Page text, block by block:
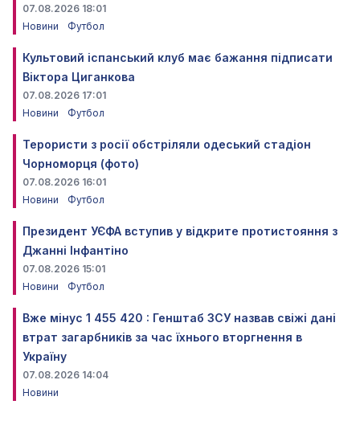
07.08.2026 18:01
Новини
Футбол
Культовий іспанський клуб має бажання підписати
Віктора Циганкова
07.08.2026 17:01
Новини
Футбол
Терористи з росії обстріляли одеський стадіон
Чорноморця (фото)
07.08.2026 16:01
Новини
Футбол
Президент УЄФА вступив у відкрите протистояння з
Джанні Інфантіно
07.08.2026 15:01
Новини
Футбол
Вже мінус 1 455 420 : Генштаб ЗСУ назвав свіжі дані
втрат загарбників за час їхнього вторгнення в
Україну
07.08.2026 14:04
Новини